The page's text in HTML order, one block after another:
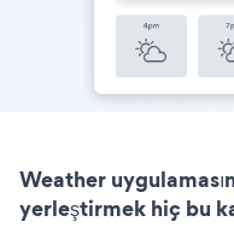
Weather
yerleştirmek hiç bu